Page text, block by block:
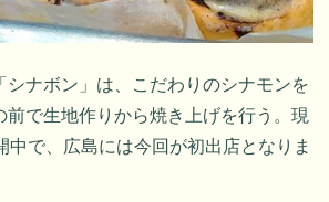
シナボン」は、こだわりのシナモンを
前で生地作りから焼き上げを行う。現
中で、広島には今回が初出店となりま